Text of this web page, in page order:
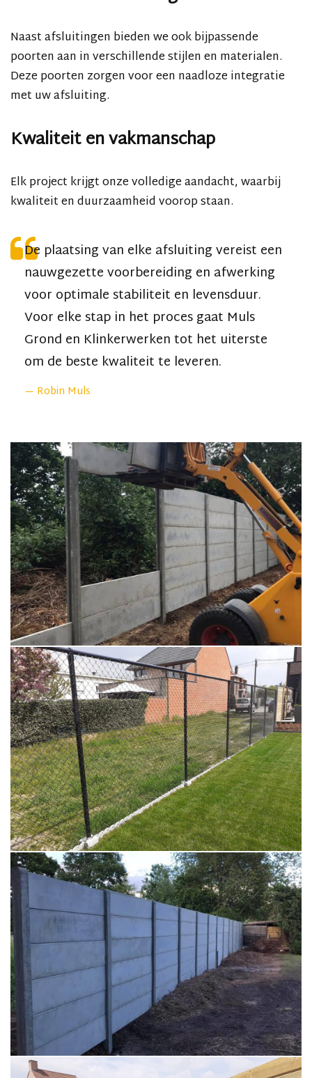
Naast afsluitingen bieden we ook bijpassende
poorten aan in verschillende stijlen en materialen.
Deze poorten zorgen voor een naadloze integratie
met uw afsluiting.
Kwaliteit en vakmanschap
Elk project krijgt onze volledige aandacht, waarbij
kwaliteit en duurzaamheid voorop staan.
De plaatsing van elke afsluiting vereist een
nauwgezette voorbereiding en afwerking
voor optimale stabiliteit en levensduur.
Voor elke stap in het proces gaat Muls
Grond en Klinkerwerken tot het uiterste
om de beste kwaliteit te leveren.
Robin Muls